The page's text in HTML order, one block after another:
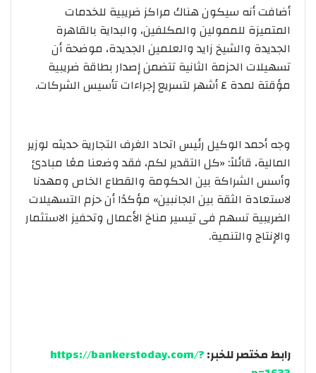
أضافت أنه سيكون هناك مراكز ضريبية للخدمات
المتميزة للممولين والمكلفين، والبداية بالقاهرة
الجديدة والشيخ زايد والعلمين الجديدة، موضحة أن
تسهيلات الحزمة الثانية تتضمن إصدار بطاقة ضريبية
مؤقتة لمدة ٤ أشهر لتسريع إجراءات تأسيس الشركات.
وجه أحمد الوكيل رئيس اتحاد الغرف التجارية حديثه لوزير
المالية، قائلاً: «كل التقدير لكم، فقد وضعنا معًا مبادئ
وأسس الشراكة بين الحكومة والقطاع الخاص ومهدنا
لاستعادة الثقة بين الجانبين» مؤكدًا أن حزم التسهيلات
الضريبية تسهم فى تيسير مناخ الأعمال وتحفيز الاستثمار
والإنتاج والتنمية.
رابط مختصر للخبر:https://bankerstoday.com/?